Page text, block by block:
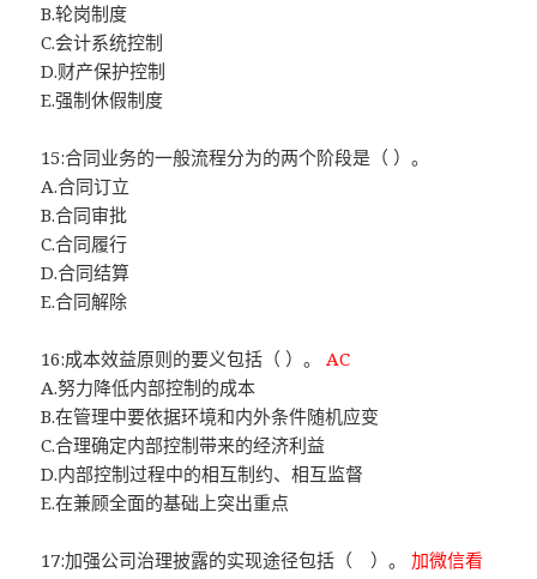
B.轮岗制度
C.会计系统控制
D.财产保护控制
E.强制休假制度
15:合同业务的一般流程分为的两个阶段是（ ）。
A.合同订立
B.合同审批
C.合同履行
D.合同结算
E.合同解除
16:成本效益原则的要义包括（ ）。AC
A.努力降低内部控制的成本
B.在管理中要依据环境和内外条件随机应变
C.合理确定内部控制带来的经济利益
D.内部控制过程中的相互制约、相互监督
E.在兼顾全面的基础上突出重点
17:加强公司治理披露的实现途径包括（ ）。加微信看